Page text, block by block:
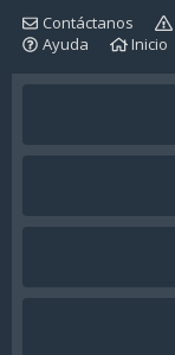
Contáctanos
Ayuda
Inicio